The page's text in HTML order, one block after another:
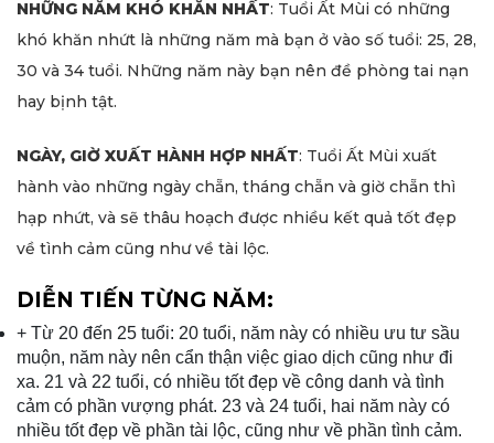
NHỮNG NĂM KHÓ KHĂN NHẤT: Tuổi Ất Mùi có những
khó khăn nhứt là những năm mà bạn ở vào số tuổi: 25, 28,
30 và 34 tuổi. Những năm này bạn nên đề phòng tai nạn
hay bịnh tật.
NGÀY, GIỜ XUẤT HÀNH HỢP NHẤT: Tuổi Ất Mùi xuất
hành vào những ngày chẵn, tháng chẵn và giờ chẵn thì
hạp nhứt, và sẽ thâu hoạch được nhiều kết quả tốt đẹp
về tình cảm cũng như về tài lộc.
DIỄN TIẾN TỪNG NĂM:
+ Từ 20 đến 25 tuổi: 20 tuổi, năm này có nhiều ưu tư sầu
muộn, năm này nên cẩn thận việc giao dịch cũng như đi
xa. 21 và 22 tuổi, có nhiều tốt đẹp về công danh và tình
cảm có phần vượng phát. 23 và 24 tuổi, hai năm này có
nhiều tốt đẹp về phần tài lộc, cũng như về phần tình cảm.